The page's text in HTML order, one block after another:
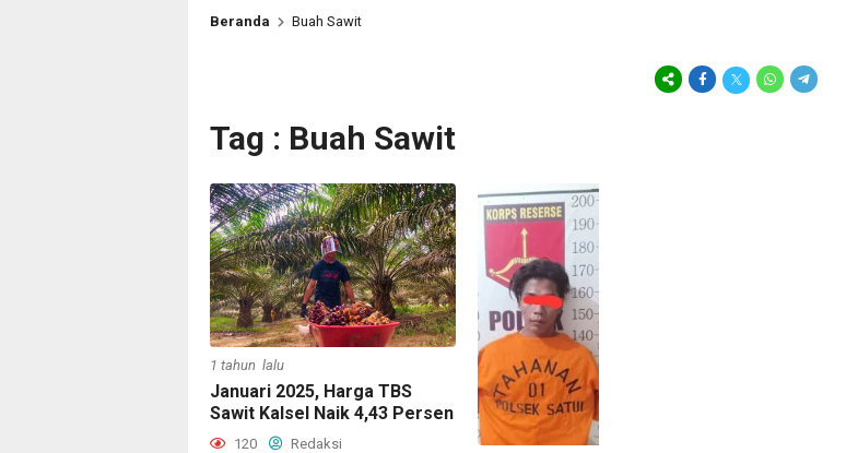
Beranda Buah Sawit
Tag : Buah Sawit
1 tahun lalu
Januari 2025, Harga TBS
Sawit Kalsel Naik 4,43 Persen
120
Redaksi